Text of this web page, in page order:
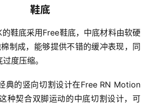
鞋底
鞋底采用Free鞋底，中底材料由软硬
制成，能够提供不错的缓冲表现，同
度压缩。
典的竖向切割设计在Free RN Motion
种契合双脚运动的中底切割设计，可